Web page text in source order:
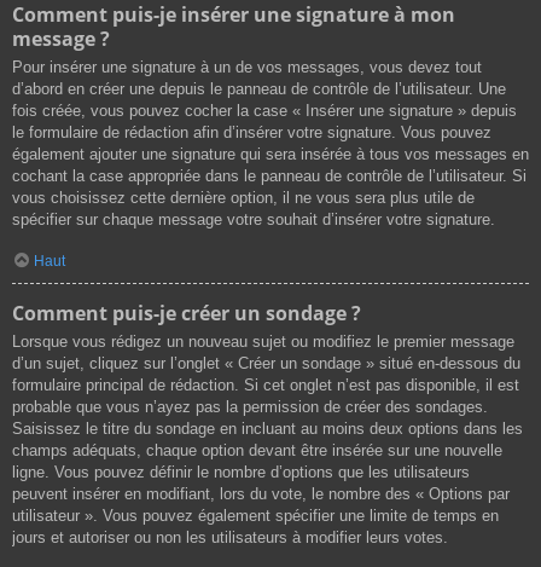
Comment puis-je insérer une signature à mon
message ?
Pour insérer une signature à un de vos messages, vous devez tout
d’abord en créer une depuis le panneau de contrôle de l’utilisateur. Une
fois créée, vous pouvez cocher la case « Insérer une signature » depuis
le formulaire de rédaction afin d’insérer votre signature. Vous pouvez
également ajouter une signature qui sera insérée à tous vos messages en
cochant la case appropriée dans le panneau de contrôle de l’utilisateur. Si
vous choisissez cette dernière option, il ne vous sera plus utile de
spécifier sur chaque message votre souhait d’insérer votre signature.
Haut
Comment puis-je créer un sondage ?
Lorsque vous rédigez un nouveau sujet ou modifiez le premier message
d’un sujet, cliquez sur l’onglet « Créer un sondage » situé en-dessous du
formulaire principal de rédaction. Si cet onglet n’est pas disponible, il est
probable que vous n’ayez pas la permission de créer des sondages.
Saisissez le titre du sondage en incluant au moins deux options dans les
champs adéquats, chaque option devant être insérée sur une nouvelle
ligne. Vous pouvez définir le nombre d’options que les utilisateurs
peuvent insérer en modifiant, lors du vote, le nombre des « Options par
utilisateur ». Vous pouvez également spécifier une limite de temps en
jours et autoriser ou non les utilisateurs à modifier leurs votes.